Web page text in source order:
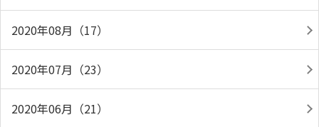
2020年08月（17）
2020年07月（23）
2020年06月（21）